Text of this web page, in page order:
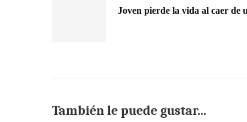
Joven pierde la vida al caer de
También le puede gustar...